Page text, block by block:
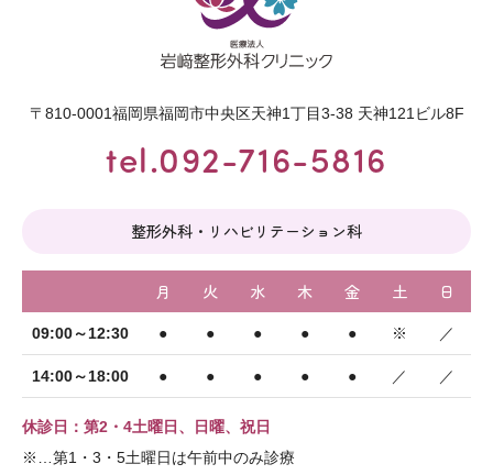
〒810-0001福岡県福岡市中央区天神1丁目3-38 天神121ビル8F
tel.092-716-5816
整形外科・リハビリテーション科
月 火 水 木 金 土 日
09:00～12:30 ● ● ● ● ● ※ ／
14:00～18:00 ● ● ● ● ● ／ ／
休診日：第2・4土曜日、日曜、祝日
※…第1・3・5土曜日は午前中のみ診療